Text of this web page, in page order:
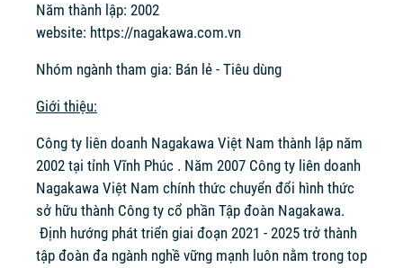
Năm thành lập: 2002
website: https://nagakawa.com.vn
Nhóm ngành tham gia: Bán lẻ - Tiêu dùng
Giới thiệu:
Công ty liên doanh Nagakawa Việt Nam thành lập năm
2002 tại tỉnh Vĩnh Phúc . Năm 2007 Công ty liên doanh
Nagakawa Việt Nam chính thức chuyển đổi hình thức
sở hữu thành Công ty cổ phần Tập đoàn Nagakawa.
Định hướng phát triển giai đoạn 2021 - 2025 trở thành
tập đoàn đa ngành nghề vững mạnh luôn nằm trong top